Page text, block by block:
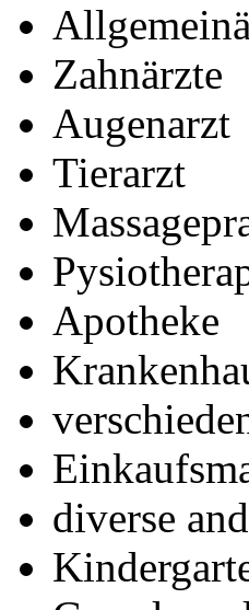
Zahnärzte
Augenarzt
Tierarzt
Apotheke
diverse